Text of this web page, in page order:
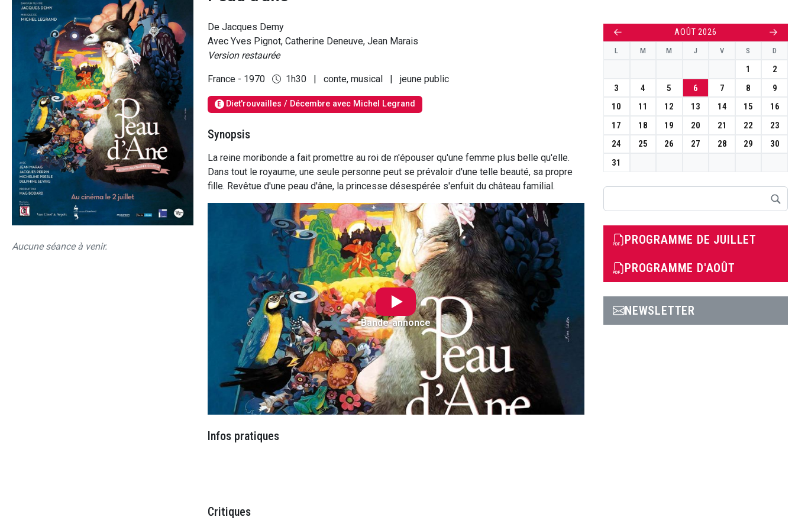
Aucune séance à venir.
De Jacques Demy
Avec Yves Pignot, Catherine Deneuve, Jean Marais
Version restaurée
France - 1970 1h30 | conte, musical | jeune public
E Diet'rouvailles / Décembre avec Michel Legrand
Synopsis
La reine moribonde a fait promettre au roi de n'épouser qu'une femme plus belle qu'elle.
Dans tout le royaume, une seule personne peut se prévaloir d'une telle beauté, sa propre
fille. Revêtue d'une peau d'âne, la princesse désespérée s'enfuit du château familial.
Bande-annonce
Infos pratiques
Critiques
← AOÛT 2026 →
L M M J V S D
1
2
3
4 5 6 7 8
9
10
11 12 13 14 15
16
17
18 19 20 21 22
23
24
25 26 27 28 29
30
31
PROGRAMME DE JUILLET
PROGRAMME D'AOÛT
NEWSLETTER